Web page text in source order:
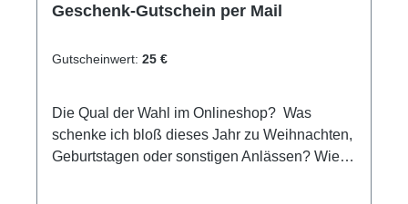
Geschenk-Gutschein per Mail
Gutscheinwert: 25 €
Die Qual der Wahl im Onlineshop? Was
schenke ich bloß dieses Jahr zu Weihnachten,
Geburtstagen oder sonstigen Anlässen? Wie